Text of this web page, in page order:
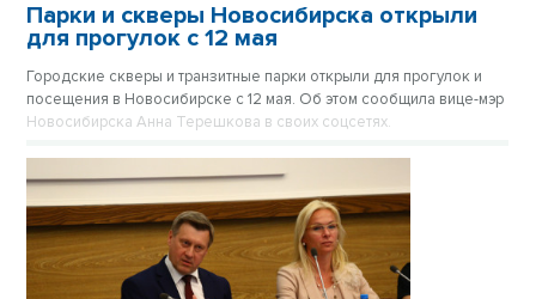
Парки и скверы Новосибирска открыли
для прогулок с 12 мая
Городские скверы и транзитные парки открыли для прогулок и
посещения в Новосибирске с 12 мая. Об этом сообщила вице-мэр
Новосибирска Анна Терешкова в своих соцсетях.